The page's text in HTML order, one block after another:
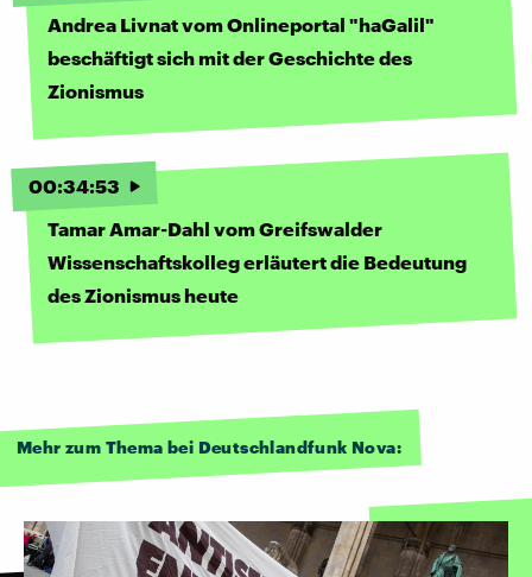
Andrea Livnat vom Onlineportal "haGalil"
beschäftigt sich mit der Geschichte des
Zionismus
00:34:53
Tamar Amar-Dahl vom Greifswalder
Wissenschaftskolleg erläutert die Bedeutung
des Zionismus heute
Mehr zum Thema bei Deutschlandfunk Nova: